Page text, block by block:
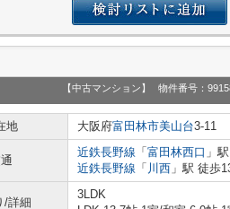
【中古マンション】 物件番号：
地 大阪府富田林市美山台3-11
近鉄長野線 「 富田林西口 」
近鉄長野線 「 川西 」駅 徒歩
/詳細
3LDK